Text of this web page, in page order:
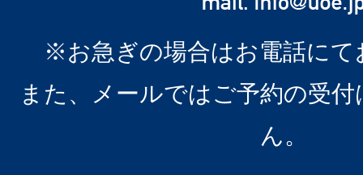
※お急ぎの場合はお電話にて
また、メールではご予約の受
ん。